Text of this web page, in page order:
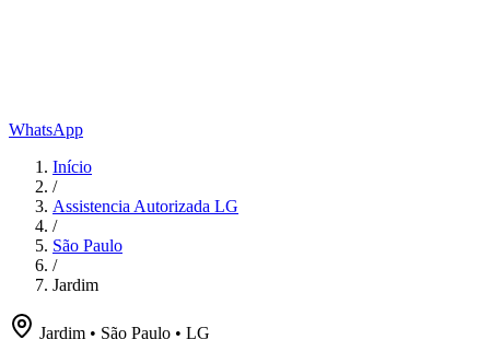
WhatsApp
Início
/
Assistencia Autorizada LG
/
São Paulo
/
Jardim
Jardim • São Paulo • LG